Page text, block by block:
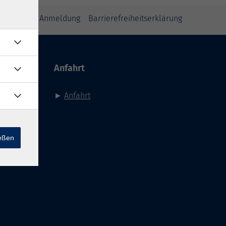
zur Anmeldung Barrierefreiheitserklärung
Anfahrt
► Anfahrt